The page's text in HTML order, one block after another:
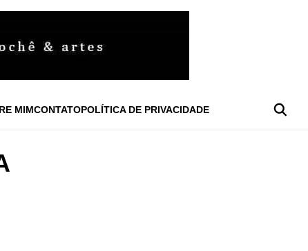
MIMCONTATOPOLÍTICA DE PRIVACIDADE